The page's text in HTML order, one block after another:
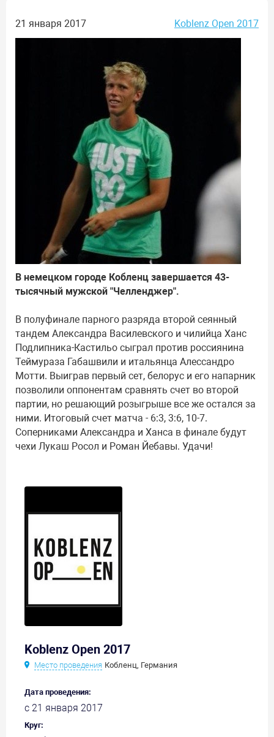
21 января 2017 Koblenz Open 2017
В немецком городе Кобленц завершается 43-
тысячный мужской "Челленджер".
В полуфинале парного разряда второй сеянный
тандем Александра Василевского и чилийца Ханс
Подлипника-Кастильо сыграл против россиянина
Теймураза Габашвили и итальянца Алессандро
Мотти. Выиграв первый сет, белорус и его напарник
позволили оппонентам сравнять счет во второй
партии, но решающий розыгрыше все же остался за
ними. Итоговый счет матча - 6:3, 3:6, 10-7.
Соперниками Александра и Ханса в финале будут
чехи Лукаш Росол и Роман Йебавы. Удачи!
Koblenz Open 2017
Место проведения Кобленц, Германия
Дата проведения:
с 21 января 2017
Круг: